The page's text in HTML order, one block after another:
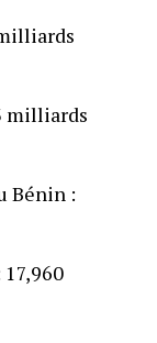
milliards
Bénin :